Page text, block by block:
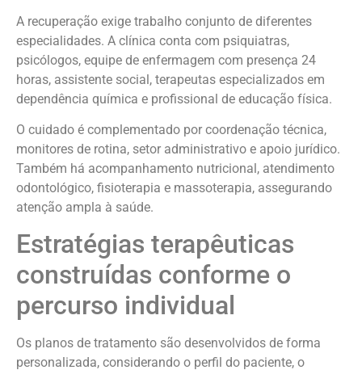
A recuperação exige trabalho conjunto de diferentes
especialidades. A clínica conta com psiquiatras,
psicólogos, equipe de enfermagem com presença 24
horas, assistente social, terapeutas especializados em
dependência química e profissional de educação física.
O cuidado é complementado por coordenação técnica,
monitores de rotina, setor administrativo e apoio jurídico.
Também há acompanhamento nutricional, atendimento
odontológico, fisioterapia e massoterapia, assegurando
atenção ampla à saúde.
Estratégias terapêuticas
construídas conforme o
percurso individual
Os planos de tratamento são desenvolvidos de forma
personalizada, considerando o perfil do paciente, o